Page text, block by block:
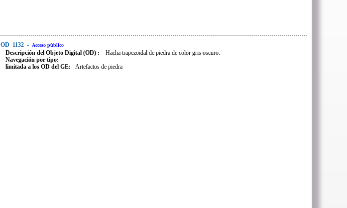
OD 1132 - Acceso público
Descripción del Objeto Digital (OD) :
Hacha trapezoidal de piedra de color gris oscuro.
Navegación por tipo:
limitada a los OD del GE:
Artefactos de piedra